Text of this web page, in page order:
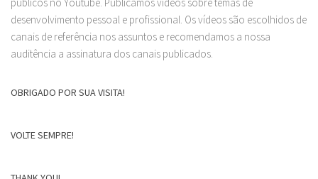
desenvolvimento pessoal e profissional. Os vídeos são escolhidos de
canais de referência nos assuntos e recomendamos a nossa
auditência a assinatura dos canais publicados.
OBRIGADO POR SUA VISITA!
VOLTE SEMPRE!